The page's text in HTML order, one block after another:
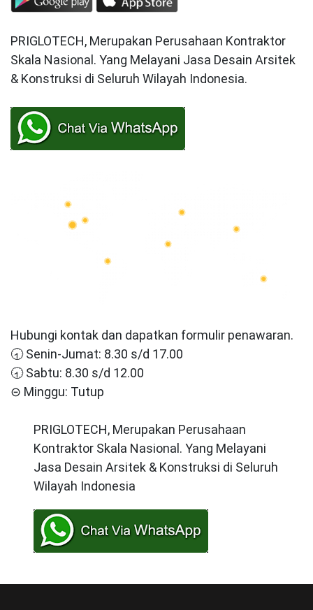
PRIGLOTECH, Merupakan Perusahaan Kontraktor
Skala Nasional. Yang Melayani Jasa Desain Arsitek
& Konstruksi di Seluruh Wilayah Indonesia.
Hubungi kontak dan dapatkan formulir penawaran.
🕣 Senin-Jumat: 8.30 s/d 17.00
🕣 Sabtu: 8.30 s/d 12.00
⊝ Minggu: Tutup
PRIGLOTECH, Merupakan Perusahaan
Kontraktor Skala Nasional. Yang Melayani
Jasa Desain Arsitek & Konstruksi di Seluruh
Wilayah Indonesia